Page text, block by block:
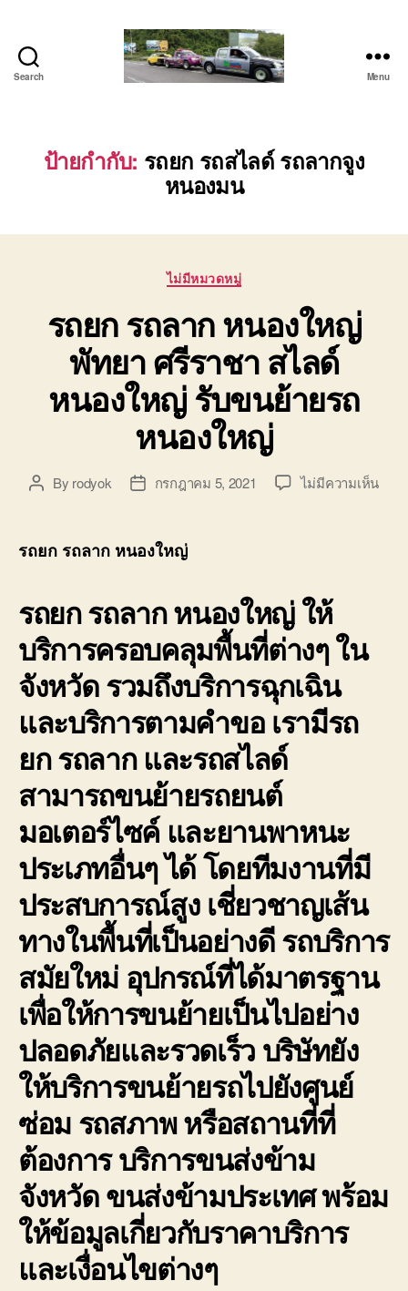
Search
วิน
ปาก
ร่วม
|
รถ
สไลด์
รถ
เฮี๊ยบ
24
ชม.
Menu
ป้ายกำกับ: รถยก รถสไลด์ รถลากจูง
หนองมน
Categories
ไม่มีหมวดหมู่
รถยก รถลาก หนองใหญ่
พัทยา ศรีราชา สไลด์
หนองใหญ่ รับขนย้ายรถ
หนองใหญ่
PostBy rodyok
Postกรกฎาคม 5, 2021 ไม่มีความเห็นบน
รถยก รถลาก หนองใหญ่
รถยก รถลาก หนองใหญ่ให้
บริการครอบคลุมพื้นที่ต่างๆ ใน
จังหวัด รวมถึงบริการฉุกเฉิน
และบริการตามคำขอ เรามีรถ
ยก รถลาก และรถสไลด์
สามารถขนย้ายรถยนต์
มอเตอร์ไซค์ และยานพาหนะ
ประเภทอื่นๆ ได้ โดยทีมงานที่มี
ประสบการณ์สูง เชี่ยวชาญเส้น
ทางในพื้นที่เป็นอย่างดี รถบริการ
สมัยใหม่ อุปกรณ์ที่ได้มาตรฐาน
เพื่อให้การขนย้ายเป็นไปอย่าง
ปลอดภัยและรวดเร็ว บริษัทยัง
ให้บริการขนย้ายรถไปยังศูนย์
ซ่อม รถสภาพ หรือสถานที่ที่
ต้องการ บริการขนส่งข้าม
จังหวัด ขนส่งข้ามประเทศ พร้อม
ให้ข้อมูลเกี่ยวกับราคาบริการ
และเงื่อนไขต่างๆ